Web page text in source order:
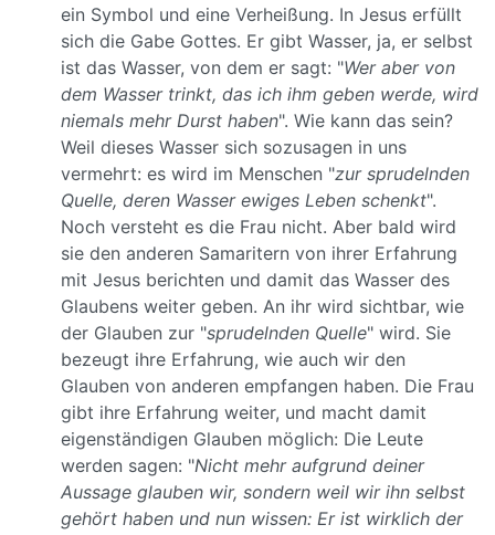
ein Symbol und eine Verheißung. In Jesus erfüllt
sich die Gabe Gottes. Er gibt Wasser, ja, er selbst
ist das Wasser, von dem er sagt: "Wer aber von
dem Wasser trinkt, das ich ihm geben werde, wird
niemals mehr Durst haben". Wie kann das sein?
Weil dieses Wasser sich sozusagen in uns
vermehrt: es wird im Menschen "zur sprudelnden
Quelle, deren Wasser ewiges Leben schenkt".
Noch versteht es die Frau nicht. Aber bald wird
sie den anderen Samaritern von ihrer Erfahrung
mit Jesus berichten und damit das Wasser des
Glaubens weiter geben. An ihr wird sichtbar, wie
der Glauben zur "sprudelnden Quelle" wird. Sie
bezeugt ihre Erfahrung, wie auch wir den
Glauben von anderen empfangen haben. Die Frau
gibt ihre Erfahrung weiter, und macht damit
eigenständigen Glauben möglich: Die Leute
werden sagen: "Nicht mehr aufgrund deiner
Aussage glauben wir, sondern weil wir ihn selbst
gehört haben und nun wissen: Er ist wirklich der